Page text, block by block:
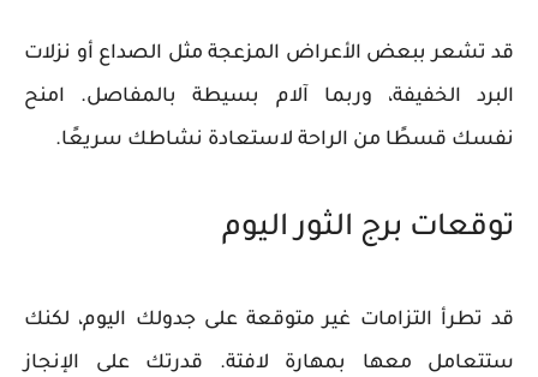
قد تشعر ببعض الأعراض المزعجة مثل الصداع أو نزلات
البرد الخفيفة، وربما آلام بسيطة بالمفاصل. امنح
نفسك قسطًا من الراحة لاستعادة نشاطك سريعًا.
توقعات برج الثور اليوم
قد تطرأ التزامات غير متوقعة على جدولك اليوم، لكنك
ستتعامل معها بمهارة لافتة. قدرتك على الإنجاز